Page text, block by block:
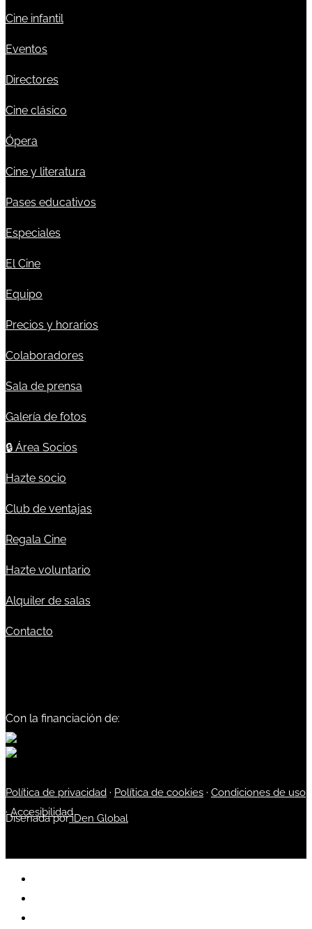
Cine infantil
Eventos
Directores
Cine clásico
Ópera
Cine y literatura
Pases educativos
Especiales
El Cine
Equipo
Precios y horarios
Colaboradores
Sala de prensa
Galería de fotos
🔒 Área Socios
Hazte socio
Club de ventajas
Regala Cine
Hazte voluntario
Alquiler de salas
Contacto
Con la financiación de:
Política de privacidad · Política de cookies · Condiciones de uso
·Accesibilidad
Diseñada poriDen Global